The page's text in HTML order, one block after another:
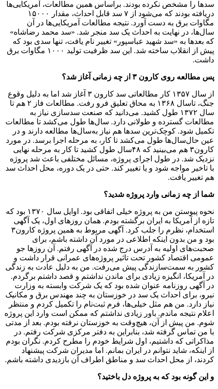
سد‌ها را مشخص نکرده بودند. براساس همین مطالعات، آمریکایی‌ها
دریافته بودند که می‌شود از ۷ سد قابل احداث، مقدار ۱۵۰۰۰
مگاوات برق به دست آورد. نتیجه مطالعات آمریکایی‌ها در آن‌
سال‌ها، در نهایت به احداث یک سد منجر شد. «سد محمد رضاشاه»
که بعدها به «سد شهید عباسپور» تغییر نام یافت، تنها سدی بود که
پیش از انقلاب ساخته شد. این سد ظرفیت تولید ۱۰۰۰ مگاوات برق
داشت.
پس مطالعه روی کارون ۳ از چه زمانی آغاز شد؟
از‌ سال ۱۳۵۷ کار مطالعاتی سد کارون ۳ آغاز شد اما به دلیل وقوع
جنگ، تا‌سال ۱۳۶۸ به محاق تعلیق فرو رفت. مطالعات فاز ۲ هم تا‌
سال ۱۳۷۲ طول کشید. می‌دانید که صنعت سدسازی نیاز به
مطالعات گسترده و طولانی دارد. ‌سال‌ها طول می‌کشد تا مطالعات
تکمیل شود. کوچک‌ترین سد‌ها هم نیاز به‌سال‌ها مطالعه دارند و در
عین حال‌سال‌ها طول می‌کشد تا کار، به مرحله اجرا برسد. در مورد
کارون۳ هم می‌بینید که ۴۸‌سال طول کشید تا کار به مرحله نهایی
نزدیک شد. در طول اجرای پروژه، مسائل مختلفی باعث شد پروژه
با تاخیر مواجه شود و یا تغییر کند. حتی در یک دوره، محل احداث سد
هم تغییر یافت.
شما از چه زمانی وارد پروژه شدید؟
نحوه پیوستن من به پروژه خیلی اتفاقی بود. اوایل ‌سال ۱۳۷۰ بود که
تازه از آمریکا به ایران برگشته بودم. همان روزهای اول، یک آگهی
استخدام، نظرم را جلب کرد. آگهی مربوط به همین پروژه کارون۳
بود و من بدون اینکه اطلاعی در مورد آن داشته باشم، برای
صحبت‌های اولیه به آدرس درج شده در آگهی رفتم. آن روزها جو
عمومی اقتصاد کشور تحت تاثیر پروژه‌های عمرانی قرار داشت و
کشور به سمت‌سازندگی پیش می‌رفت. من به دلیل عادت به زندگی
در آمریکا، انگیزه زیادی برای ماندن نداشتم و قصد داشتم برگردم.
در آگهی روزنامه عنوان شده بود که یک شرکت وابسته به وزارت
نیرو، برای احداث یک سد در خوزستان به چند مهندس برق و مکانیک
نیاز دارد. من هم مثل خیلی‌ها، فرم ثبت‌نام را تکمیل کردم و منتظر
اعلام نتیجه ماندم. باور زیادی نداشتم که ممکن است وارد این پروژه
شوم. من پیش از آن، هیچ‌وقت به خوزستان نرفته بودم. بعد از مدتی
با من تماس گرفته شد، بنابراین به دفتر مرکزی شرکت رفتم. در
مذاکراتی که داشتیم، اول شرایط خودم را مطرح کردم. نگران بودم
از اینکه، شاید نتوانم در ایران بمانم. اما مدیران شرکت پیشنهاد
کردند، از محل احداث سد و مناطق اطراف آن بازدیدی داشته باشم.
و این گونه بود که به پروژه دل باختید؟